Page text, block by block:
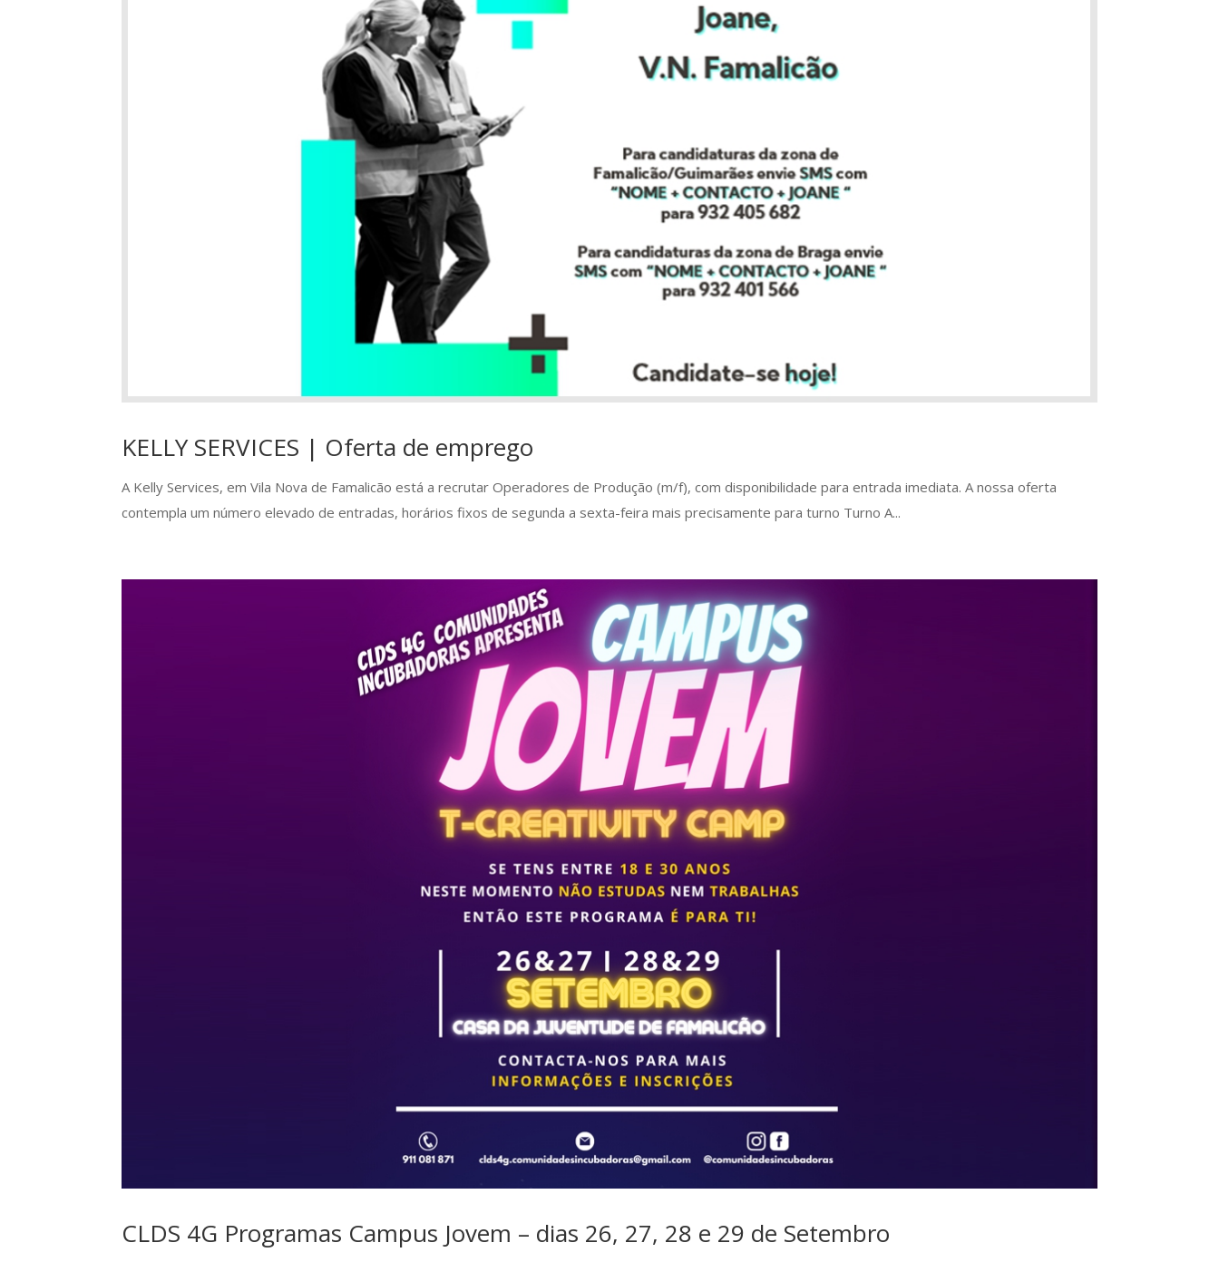
KELLY SERVICES | Oferta de emprego
A Kelly Services, em Vila Nova de Famalicão está a recrutar Operadores de Produção (m/f), com disponibilidade para entrada imediata. A nossa oferta
contempla um número elevado de entradas, horários fixos de segunda a sexta-feira mais precisamente para turno Turno A...
CLDS 4G Programas Campus Jovem – dias 26, 27, 28 e 29 de Setembro